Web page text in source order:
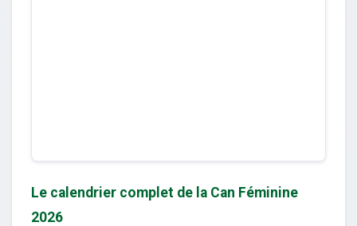
Le calendrier complet de la Can Féminine
2026